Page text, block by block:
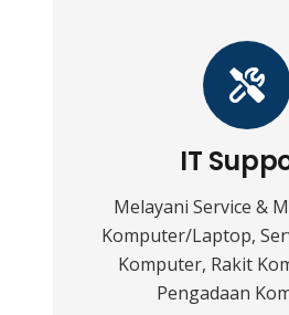
IT
Melayani Service &
Komputer/Laptop,
Komputer, Rakit
Pengadaan